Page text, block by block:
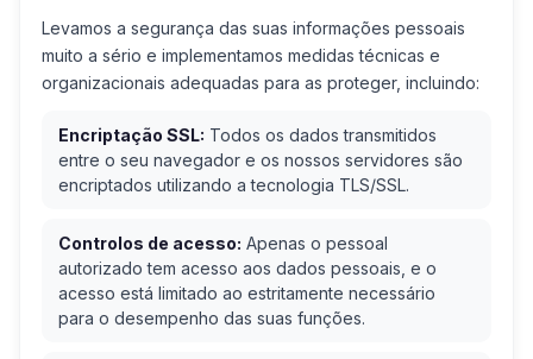
Levamos a segurança das suas informações pessoais
muito a sério e implementamos medidas técnicas e
organizacionais adequadas para as proteger, incluindo:
Encriptação SSL: Todos os dados transmitidos
entre o seu navegador e os nossos servidores são
encriptados utilizando a tecnologia TLS/SSL.
Controlos de acesso: Apenas o pessoal
autorizado tem acesso aos dados pessoais, e o
acesso está limitado ao estritamente necessário
para o desempenho das suas funções.